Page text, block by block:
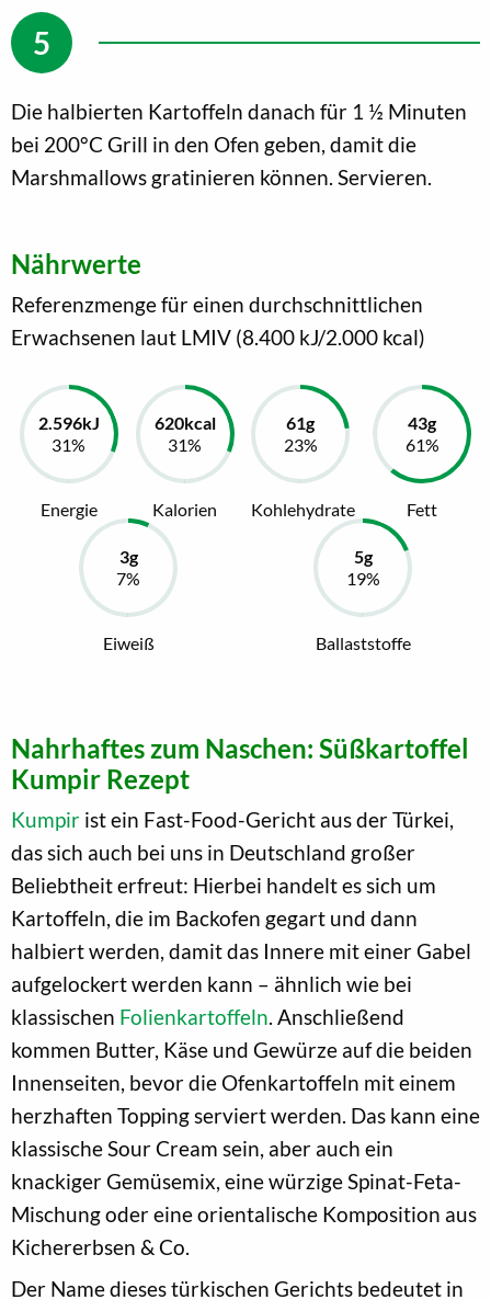
Die halbierten Kartoffeln danach für 1 ½ Minuten
bei 200°C Grill in den Ofen geben, damit die
Marshmallows gratinieren können. Servieren.
Nährwerte
Referenzmenge für einen durchschnittlichen
Erwachsenen laut LMIV (8.400 kJ/2.000 kcal)
Energie Kalorien Kohlehydrate Fett
Eiweiß Ballaststoffe
Nahrhaftes zum Naschen: Süßkartoffel
Kumpir Rezept
Kumpir ist ein Fast-Food-Gericht aus der Türkei,
das sich auch bei uns in Deutschland großer
Beliebtheit erfreut: Hierbei handelt es sich um
Kartoffeln, die im Backofen gegart und dann
halbiert werden, damit das Innere mit einer Gabel
aufgelockert werden kann – ähnlich wie bei
klassischen Folienkartoffeln. Anschließend
kommen Butter, Käse und Gewürze auf die beiden
Innenseiten, bevor die Ofenkartoffeln mit einem
herzhaften Topping serviert werden. Das kann eine
klassische Sour Cream sein, aber auch ein
knackiger Gemüsemix, eine würzige Spinat-Feta-
Mischung oder eine orientalische Komposition aus
Kichererbsen & Co.
Der Name dieses türkischen Gerichts bedeutet in